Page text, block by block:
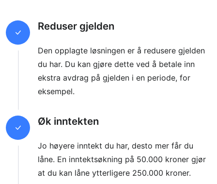
Reduser gjelden
Den opplagte løsningen er å redusere gjelden
du har. Du kan gjøre dette ved å betale inn
ekstra avdrag på gjelden i en periode, for
eksempel.
Øk inntekten
Jo høyere inntekt du har, desto mer får du
låne. En inntektsøkning på 50.000 kroner gjør
at du kan låne ytterligere 250.000 kroner.